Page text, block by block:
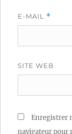
E-MAIL *
SITE WEB
Enregistrer
navigateur pour